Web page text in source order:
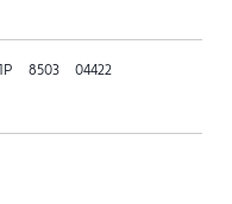
ПР 8503 04422